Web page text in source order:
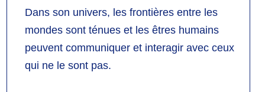
Dans son univers, les frontières entre les
mondes sont ténues et les êtres humains
peuvent communiquer et interagir avec ceux
qui ne le sont pas.